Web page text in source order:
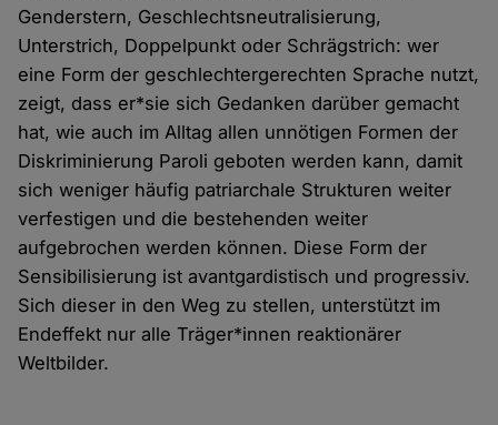
Genderstern, Geschlechtsneutralisierung,
Unterstrich, Doppelpunkt oder Schrägstrich: wer
eine Form der geschlechtergerechten Sprache nutzt,
zeigt, dass er*sie sich Gedanken darüber gemacht
hat, wie auch im Alltag allen unnötigen Formen der
Diskriminierung Paroli geboten werden kann, damit
sich weniger häufig patriarchale Strukturen weiter
verfestigen und die bestehenden weiter
aufgebrochen werden können. Diese Form der
Sensibilisierung ist avantgardistisch und progressiv.
Sich dieser in den Weg zu stellen, unterstützt im
Endeffekt nur alle Träger*innen reaktionärer
Weltbilder.